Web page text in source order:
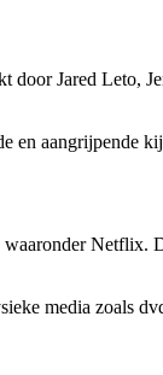
door Jared Leto,
en aangrijpende
Netflix.
media zoals